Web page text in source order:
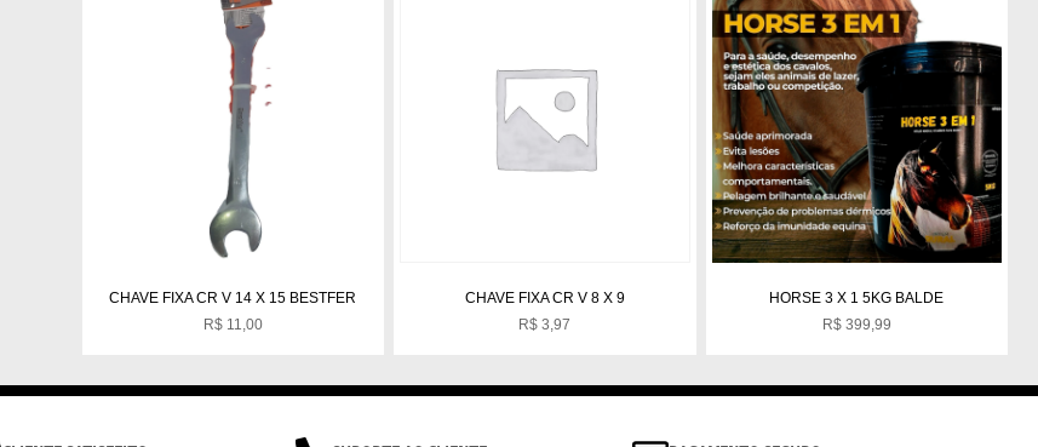
CHAVE FIXA CR V 14 X 15 BESTFER
R$11,00
CHAVE FIXA CR V 8 X 9
R$ 3,97
HORSE 3 X 1 5KG BALDE
R$399,99